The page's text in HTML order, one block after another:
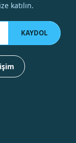
katılın.
KAYDOL